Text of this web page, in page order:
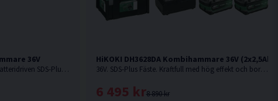
36V
36V. SDS-Plus Fäste. Kolborstfri batteridriven SDS-Plus-kombihammare för kraftfull slagborrning i betong upp till Ø 35 mm. Levereras utan batteri och laddare.
HiKOKI DH3628DA Kombihammare 36V
36V. SDS-Plus Fäste. Kraftfull med hög effekt och borr-/mejslingshastighet. Kampanjpris på begränsat antal. Kampanjpris på begränsat antal.
8 890 kr
6 495 kr